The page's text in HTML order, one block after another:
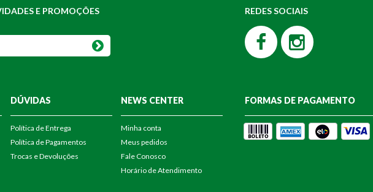
E PROMOÇÕES
REDES SOCIAIS
DÚVIDAS
Política de Entrega
Política de Pagamentos
Trocas e Devoluções
NEWS CENTER
Minha conta
Meus pedidos
Fale Conosco
Horário de Atendimento
FORMAS DE PAGAMENTO